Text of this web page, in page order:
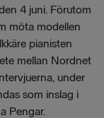
4 juni. Förutom
möta modellen
pianisten
mellan Nordnet
under
som inslag i
Pengar.